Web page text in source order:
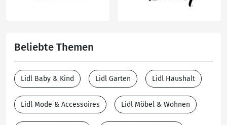
Beliebte Themen
Lidl Baby & Kind Lidl Garten Lidl Haushalt
Lidl Mode & Accessoires Lidl Möbel & Wohnen